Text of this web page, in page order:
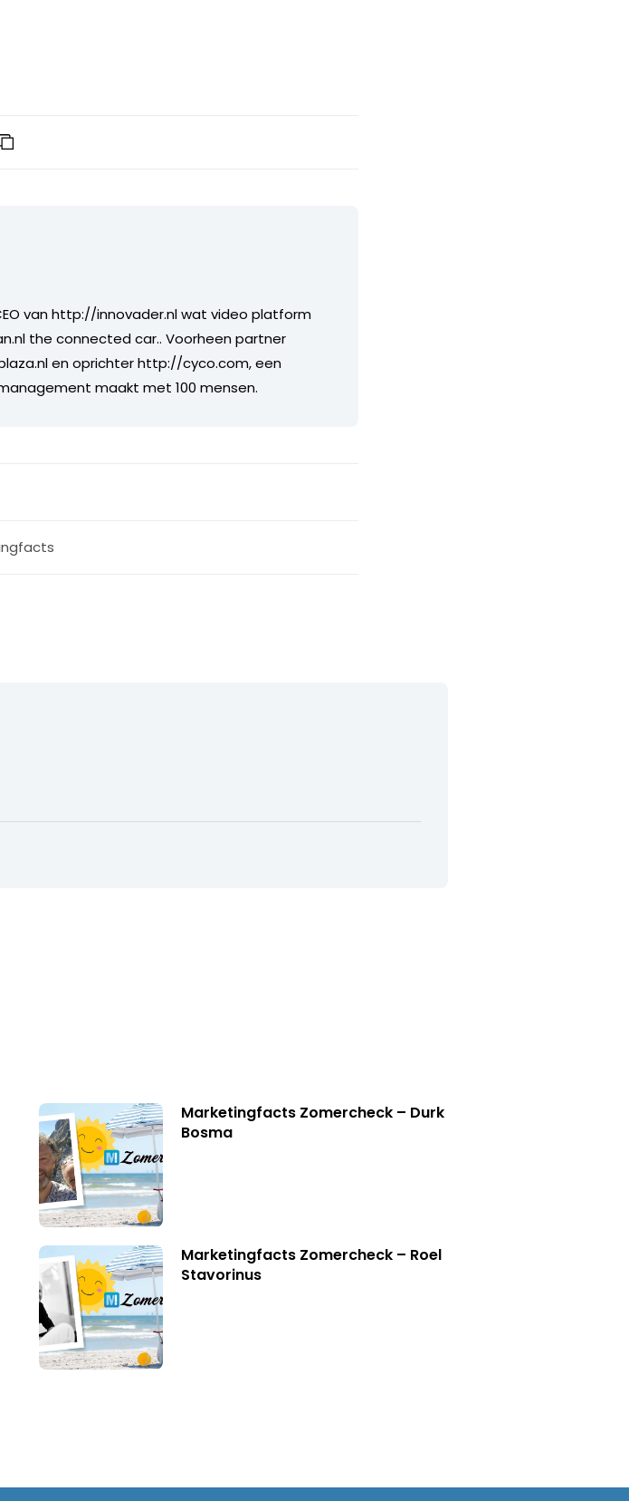
van http://innovader.nl wat video platform
the connected car.. Voorheen partner
en oprichter http://cyco.com, een
maakt met 100 mensen.
Marketingfacts Zomercheck – Durk
Bosma
Marketingfacts Zomercheck – Roel
Stavorinus